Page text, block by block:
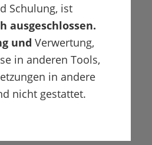
Schulung, ist
ausgeschlossen.
und Verwertung,
in anderen Tools,
in andere
nicht gestattet.